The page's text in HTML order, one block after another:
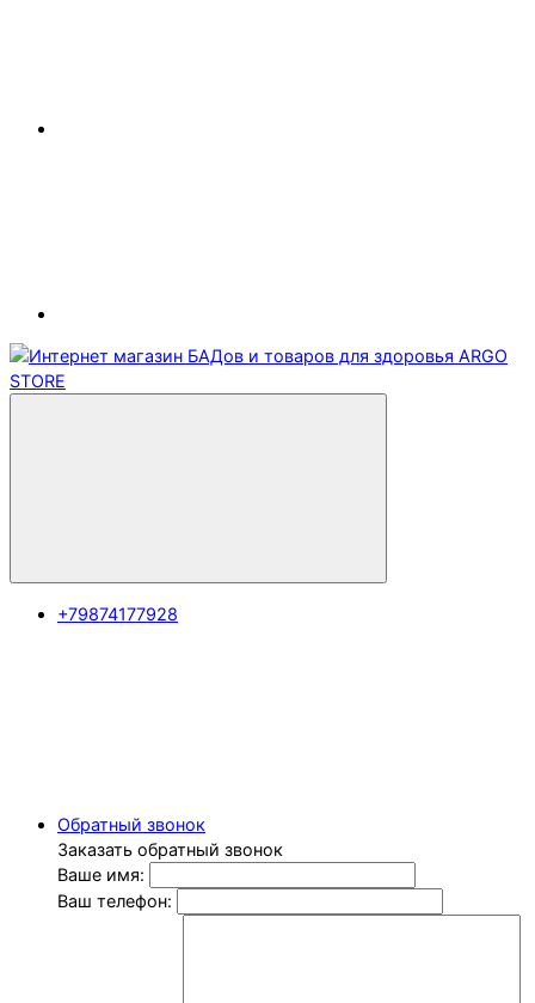
+79874177928
Обратный звонок
Заказать обратный звонок
Ваше имя:
Ваш телефон: